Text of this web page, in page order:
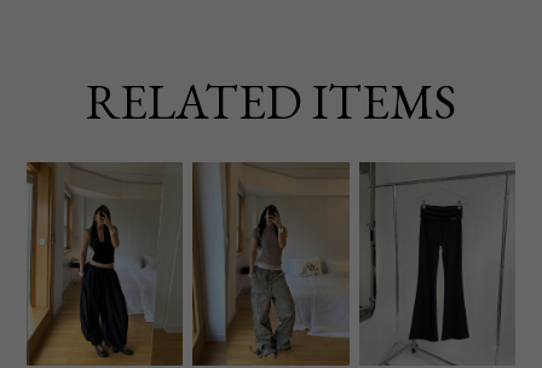
RELATED ITEMS